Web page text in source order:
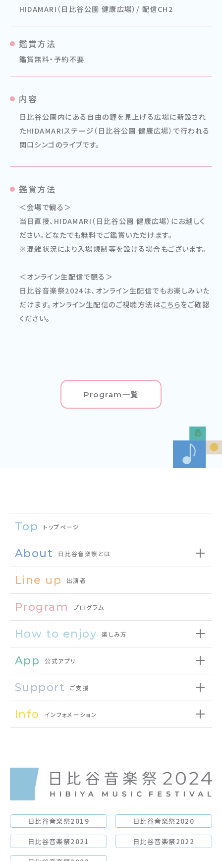
HIDAMARI（日比谷公園 健康広場）/ 配信CH2
鑑賞方法
鑑賞無料・予約不要
内容
日比谷公園内にある自由の鐘を見上げる広場に新設され
たHIDAMARIステージ（日比谷公園 健康広場）で行われる
関口シンゴのライブです。
鑑賞方法
＜会場で観る＞
当日直接、HIDAMARI（日比谷公園 健康広場）にお越しく
ださい。どなたでも無料でご鑑賞いただけます。
※混雑状況により入場規制等を設ける場合もございます。
＜オンライン生配信で観る＞
日比谷音楽祭2024は、オンライン生配信でもお楽しみいた
だけます。オンライン生配信のご視聴方法はこちらをご確認
ください。
Program一覧
Top トップページ
About 日比谷音楽祭とは
Line up 出演者
Program プログラム
How to enjoy 楽しみ方
App 公式アプリ
Support ご支援
Info インフォメーション
日比谷音楽祭2019 日比谷音楽祭2020
日比谷音楽祭2021 日比谷音楽祭2022